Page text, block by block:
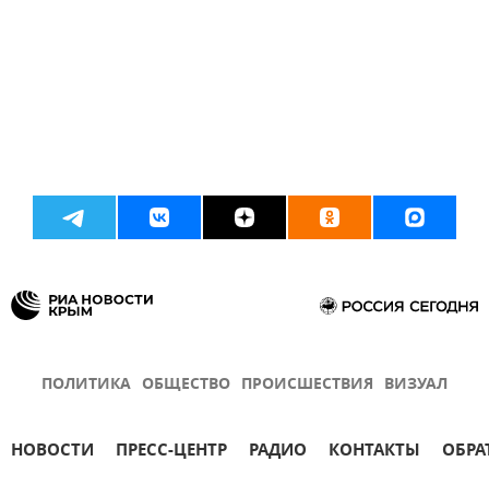
ПОЛИТИКА ОБЩЕСТВО ПРОИСШЕСТВИЯ ВИЗУАЛ
НОВОСТИ ПРЕСС-ЦЕНТР РАДИО КОНТАКТЫ